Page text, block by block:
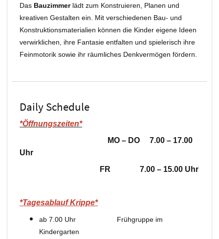
Das Bauzimmerlädt zum Konstruieren, Planen und
kreativen Gestalten ein. Mit verschiedenen Bau- und
Konstruktionsmaterialien können die Kinder eigene Ideen
verwirklichen, ihre Fantasie entfalten und spielerisch ihre
Feinmotorik sowie ihr räumliches Denkvermögen fördern.
Daily Schedule
*Öffnungszeiten*
MO – DO 7.00 – 17.00
Uhr
FR 7.00 – 15.00 Uhr
*Tagesablauf Krippe*
ab 7.00 Uhr Frühgruppe im
Kindergarten